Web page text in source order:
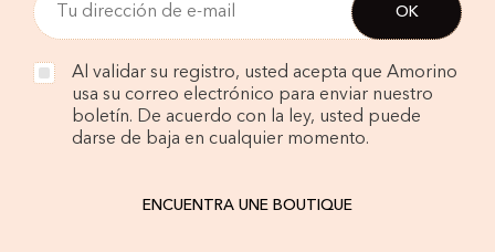
Al validar su registro, usted acepta que Amorino
usa su correo electrónico para enviar nuestro
boletín. De acuerdo con la ley, usted puede
darse de baja en cualquier momento.
ENCUENTRA UNE BOUTIQUE